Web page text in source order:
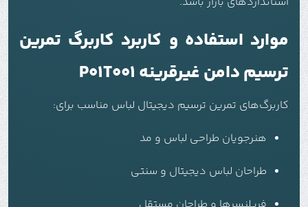
موارد استفاده و کاربرد کاربرگ تمرین
ترسیم دامن غیرقرینه P01T001
کاربرگ‌های تمرین ترسیم دیجیتال لباس مناسب برای:
هنرجویان طراحی لباس و مد
طراحان لباس دیجیتال و سنتی